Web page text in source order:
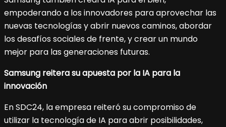
empoderando a los innovadores para aprovechar las
nuevas tecnologías y abrir nuevos caminos, abordar
los desafíos sociales de frente, y crear un mundo
mejor para las generaciones futuras.
Samsung reitera su apuesta por la IA para la
innovación
En SDC24, la empresa reiteró su compromiso de
utilizar la tecnología de IA para abrir posibilidades,